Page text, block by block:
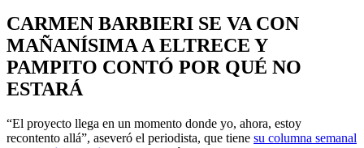
CARMEN BARBIERI SE VA CON
MAÑANÍSIMA A ELTRECE Y
PAMPITO CONTÓ POR QUÉ NO
ESTARÁ
“El proyecto llega en un momento donde yo, ahora, estoy
recontento allá”, aseveró el periodista, que tiene su columna semanal